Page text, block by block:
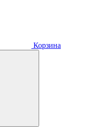
Корзина